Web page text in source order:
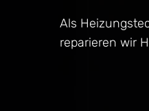
Als
reparieren wir